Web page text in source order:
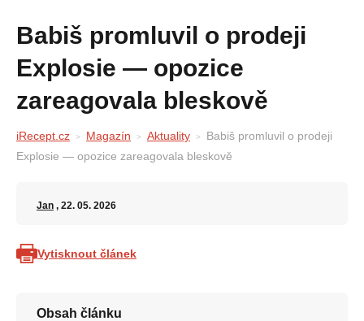
Babiš promluvil o prodeji
Explosie — opozice
zareagovala bleskově
iRecept.cz Magazín Aktuality
Babiš promluvil o prodeji
Explosie — opozice zareagovala bleskově
Jan , 22. 05. 2026
Vytisknout článek
Obsah článku